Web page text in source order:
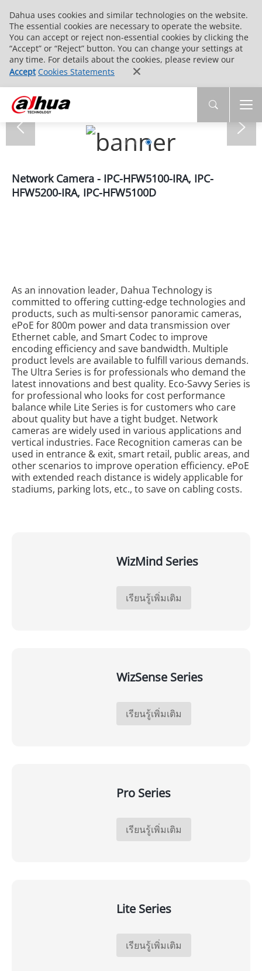
Dahua uses cookies and similar technologies on the website.
The essential cookies are necessary to operate the website.
You can accept or reject non-essential cookies by clicking the
“Accept” or “Reject” button. You can change your settings at
any time. For details about the cookies, please review our
Accept Cookies Statements
Network Camera - IPC-HFW5100-IRA, IPC-
HFW5200-IRA, IPC-HFW5100D
As an innovation leader, Dahua Technology is
committed to offering cutting-edge technologies and
products, such as multi-sensor panoramic cameras,
ePoE for 800m power and data transmission over
Ethernet cable, and Smart Codec to improve
encoding efficiency and save bandwidth. Multiple
product levels are available to fulfill various demands.
The Ultra Series is for professionals who demand the
latest innovations and best quality. Eco-Savvy Series is
for professional who looks for cost performance
balance while Lite Series is for customers who care
about quality but have a tight budget. Network
cameras are widely used in various applications and
vertical industries. Face Recognition cameras can be
used in entrance & exit, smart retail, public areas, and
other scenarios to improve operation efficiency. ePoE
with extended reach distance is widely applicable for
stadiums, parking lots, etc., to save on cabling costs.
WizMind Series
เรียนรู้เพิ่มเติม
WizSense Series
เรียนรู้เพิ่มเติม
Pro Series
เรียนรู้เพิ่มเติม
Lite Series
เรียนรู้เพิ่มเติม